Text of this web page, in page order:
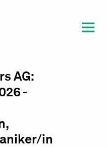
AG:
-
in